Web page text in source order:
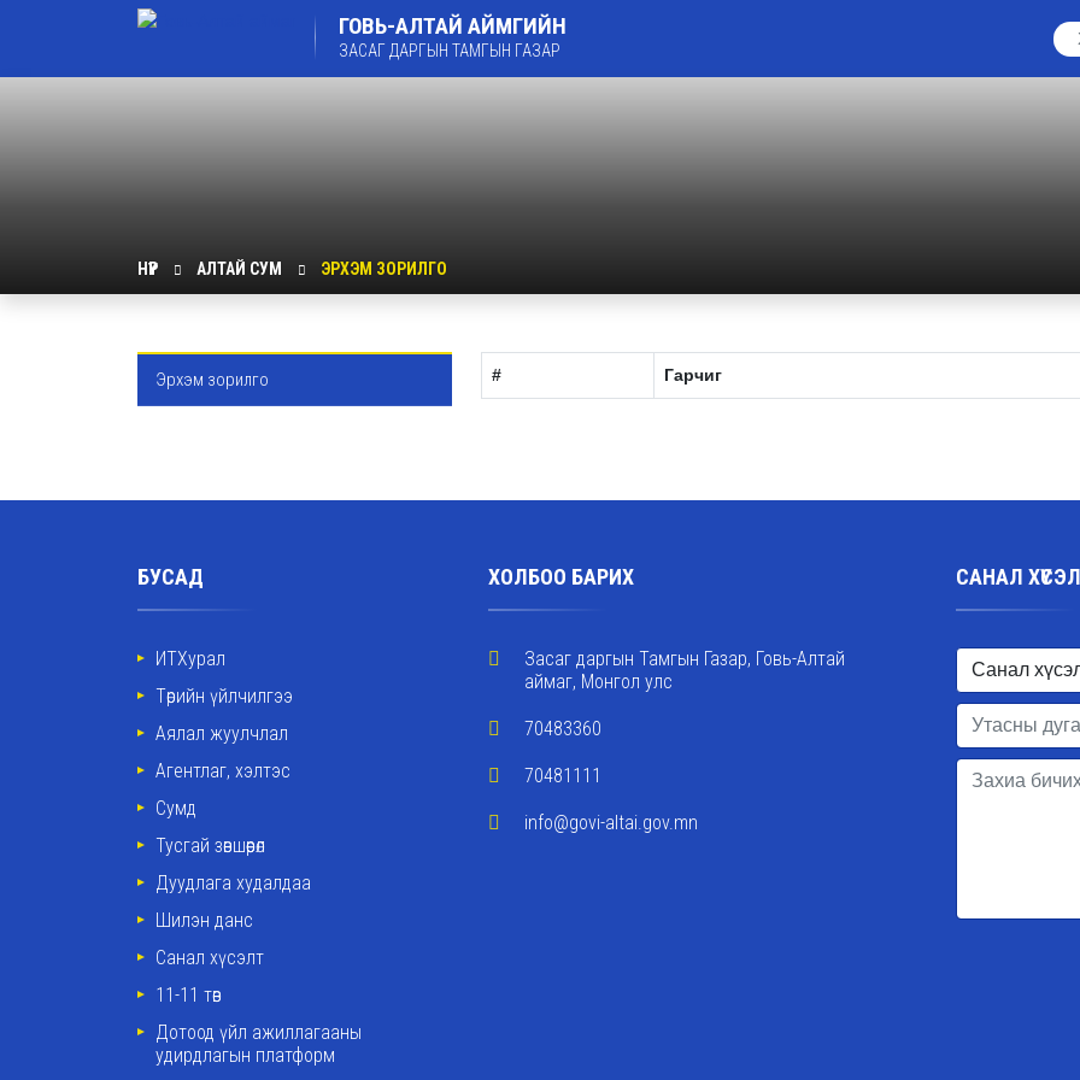
ГОВЬ-АЛТАЙ АЙМГИЙН
ЗАСАГ ДАРГЫН ТАМГЫН ГАЗАР
НҮҮР АЛТАЙ СУМ ЭРХЭМ ЗОРИЛГО
Эрхэм зорилго # Гарчиг
БУСАД
ИТХурал
Төрийн үйлчилгээ
Аялал жуулчлал
Агентлаг, хэлтэс
Сумд
Тусгай зөвшөөрөл
Дуудлага худалдаа
Шилэн данс
Санал хүсэлт
11-11 төв
Дотоод үйл ажиллагааны
удирдлагын платформ
ХОЛБОО БАРИХ
Засаг даргын Тамгын Газар, Говь-Алтай
аймаг, Монгол улс
70483360
70481111
info@govi-altai.gov.mn
САНАЛ